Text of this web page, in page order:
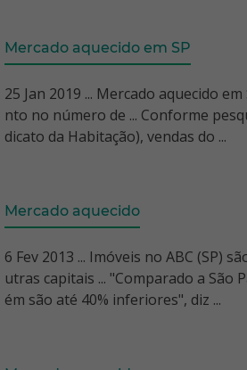
Mercado aquecido em SP
25 Jan 2019 ... Mercado aquecido
nto no número de ... Conforme
dicato da Habitação), vendas do ...
Mercado aquecido
6 Fev 2013 ... Imóveis no ABC (SP)
utras capitais ... "Comparado a São
ém são até 40% inferiores", diz ...